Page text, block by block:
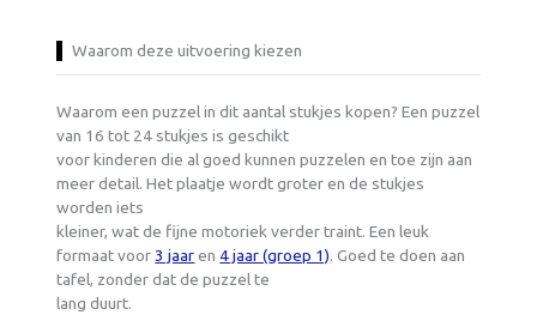
Waarom deze uitvoering kiezen
Waarom een puzzel in dit aantal stukjes kopen? Een puzzel
van 16 tot 24 stukjes is geschikt
voor kinderen die al goed kunnen puzzelen en toe zijn aan
meer detail. Het plaatje wordt groter en de stukjes
worden iets
kleiner, wat de fijne motoriek verder traint. Een leuk
formaat voor3 jaaren 4 jaar (groep 1). Goed te doen aan
tafel, zonder dat de puzzel te
lang duurt.